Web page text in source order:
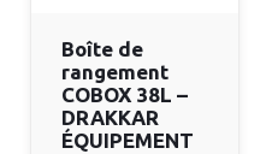
Boîte de
rangement
COBOX 38L –
DRAKKAR
ÉQUIPEMENT